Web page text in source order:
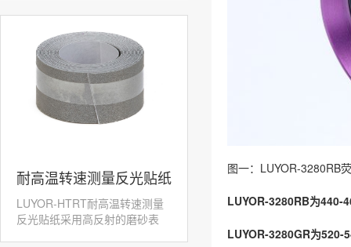
​耐高温转速测量反光贴纸
LUYOR-HTRT
LUYOR-HTRT耐高温转速测量
反光贴纸采用高反射的磨砂表
图一：LUYOR-3280RB
LUYOR-3280RB为440-
LUYOR-3280GR为